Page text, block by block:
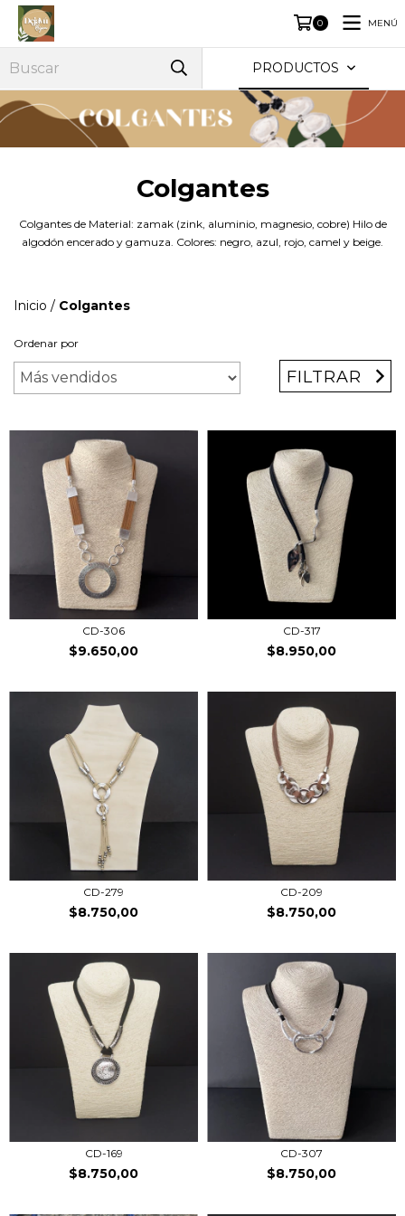
0 MENÚ
PRODUCTOS
Colgantes
Colgantes de Material: zamak (zink, aluminio, magnesio, cobre) Hilo de
algodón encerado y gamuza. Colores: negro, azul, rojo, camel y beige.
Inicio / Colgantes
Ordenar por
FILTRAR
CD-306
$9.650,00
CD-317
$8.950,00
CD-279
$8.750,00
CD-209
$8.750,00
CD-169
$8.750,00
CD-307
$8.750,00